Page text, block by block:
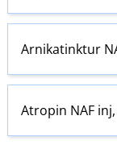
Arnikatinktur
Atropin NAF